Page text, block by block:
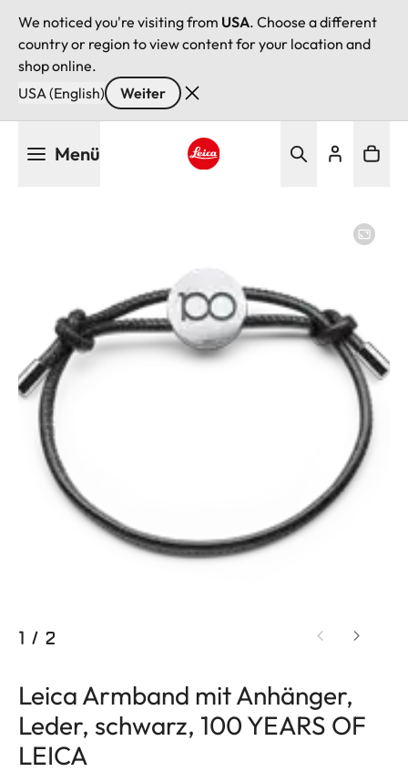
We noticed you're visiting from USA. Choose a different
country or region to view content for your location and
shop online.
USA (English)
Weiter
Menü
1 / 2
Leica Armband mit Anhänger,
Leder, schwarz, 100 YEARS OF
LEICA